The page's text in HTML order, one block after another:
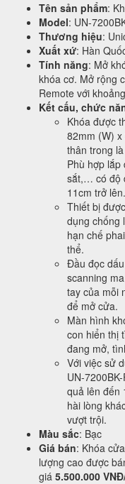
Tên sản phẩm:
Model: UN-
Thương hiệu:
Xuất xứ: Hàn
Tính năng: Mở
khóa cơ. Mở rộng
Remote với
Kết cấu, chức
Khóa được
82mm (W)
thân trong
Phù hợp
sắt,… có độ
11cm trở lên.
Thiết bị
dụng chống
hạn chế
thể.
Đầu đọc
scanning
tay của mỗi
để mở cửa.
Màn hình
con hiển thị
đang mở,
Với việc sử
UN-
quả lên đến
hài lòng
vượt trội.
Màu sắc: Bạc
Giá bán: Khóa
lượng cao được
giá 5.500.000